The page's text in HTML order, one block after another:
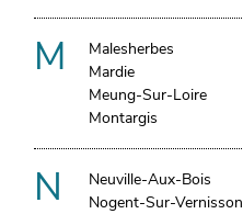
M
Malesherbes
Mardie
Meung-Sur-Loire
Montargis
N
Neuville-Aux-Bois
Nogent-Sur-Vernisson